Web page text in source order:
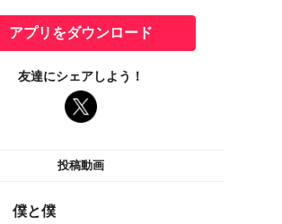
アプリをダウンロード
友達にシェアしよう！
投稿動画
僕と僕